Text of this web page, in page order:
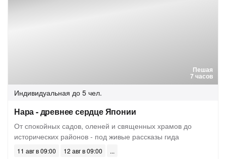
Пешая
7 часов
Индивидуальная до 5 чел.
Нара - древнее сердце Японии
От спокойных садов, оленей и священных храмов до
исторических районов - под живые рассказы гида
11 авг в 09:00
12 авг в 09:00